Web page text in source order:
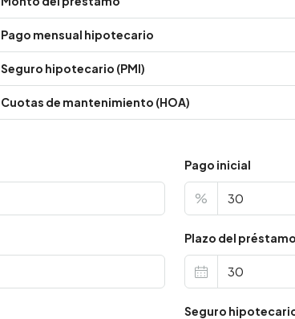
Pago mensual hipotecario
Seguro hipotecario (PMI)
Cuotas de mantenimiento (HOA)
Pago inicial
%
Plazo del
Seguro